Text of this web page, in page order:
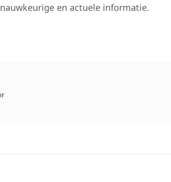
en actuele informatie.